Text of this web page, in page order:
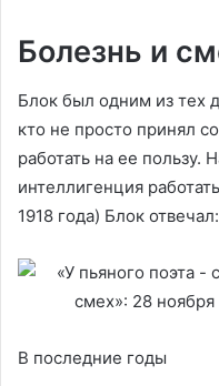
Болезнь и
Блок был одним из тех
кто не просто принял
работать на ее пользу.
интеллигенция
1918 года) Блок
В последние годы